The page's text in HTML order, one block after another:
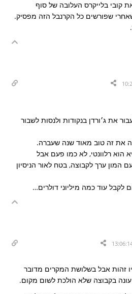
קובי בלייקרס העלובה של סוף
שפורשים כל הקרנבל הזה מפסיק.
את ג׳ורדן בנקודות ולנסות לשבור
את זה טוב מאוד שנה שעברה.
הוא רלוונטי, לא כמו פעם אבל
המון ערך לקבוצה, בטח לאור הניסיון
עוד כמה מיליוני דולרים…
זהות אבל בשלושת המקרים מדובר
בקבוצה שלא הולכת לשום מקום.